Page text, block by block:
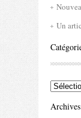
Un
Archives